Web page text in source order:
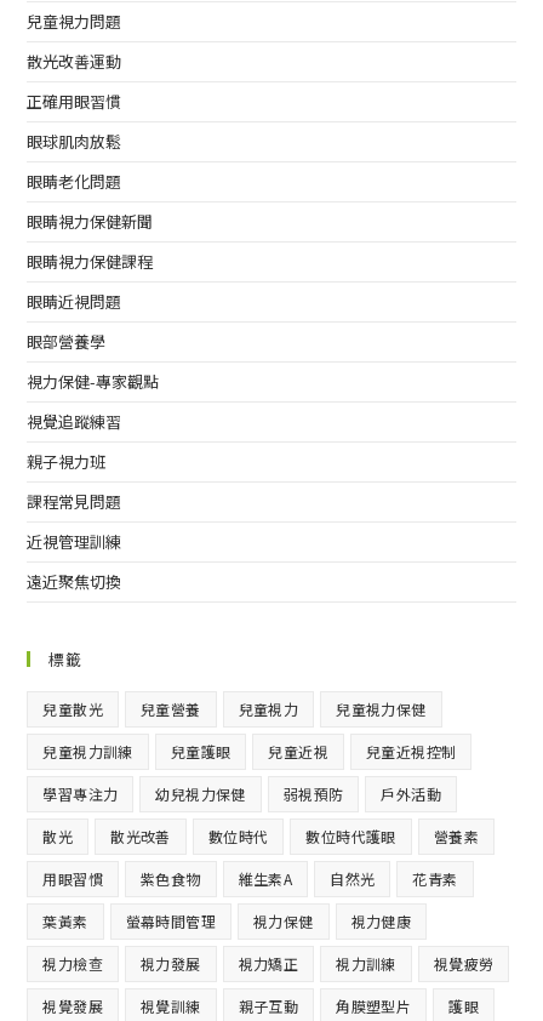
兒童視力問題
散光改善運動
正確用眼習慣
眼球肌肉放鬆
眼睛老化問題
眼睛視力保健新聞
眼睛視力保健課程
眼睛近視問題
眼部營養學
視力保健-專家觀點
視覺追蹤練習
親子視力班
課程常見問題
近視管理訓練
遠近聚焦切換
標籤
兒童散光 兒童營養 兒童視力 兒童視力保健
兒童視力訓練 兒童護眼 兒童近視 兒童近視控制
學習專注力 幼兒視力保健 弱視預防 戶外活動
散光 散光改善 數位時代 數位時代護眼 營養素
用眼習慣 紫色食物 維生素A 自然光 花青素
葉黃素 螢幕時間管理 視力保健 視力健康
視力檢查 視力發展 視力矯正 視力訓練 視覺疲勞
視覺發展 視覺訓練 親子互動 角膜塑型片 護眼